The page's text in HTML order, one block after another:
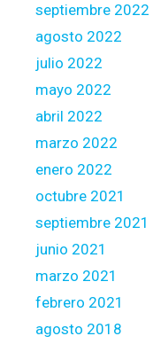
septiembre 2022
agosto 2022
julio 2022
mayo 2022
abril 2022
marzo 2022
enero 2022
octubre 2021
septiembre 2021
junio 2021
marzo 2021
febrero 2021
agosto 2018